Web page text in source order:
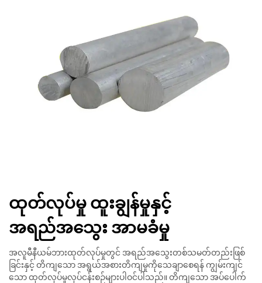
ထုတ်လုပ်မှု ထူးချွန်မှုနှင့်
အရည်အသွေး အာမခံမှု
အလူမီနီယမ်ဘားထုတ်လုပ်မှုတွင် အရည်အသွေးတစ်သမတ်တည်းဖြစ်
ခြင်းနှင့် တိကျသော အရွယ်အစားတိကျမှုကိုသေချာစေရန် ကျွမ်းကျင်
သော ထုတ်လုပ်မှုလုပ်ငန်းစဉ်များပါဝင်ပါသည်။ တိကျသော အပ်ပေါက်